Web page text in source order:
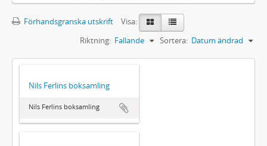
Förhandsgranska utskrift
Visa:
Sortera: Datum ändrad
Riktning: Fallande
Nils Ferlins boksamling
Nils Ferlins boksamling